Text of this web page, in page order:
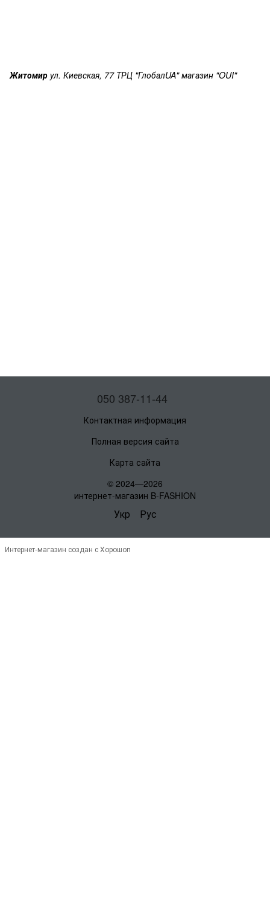
Житомир ул. Киевская, 77 ТРЦ "ГлобалUA" магазин "OUI"
050 387-11-44
Контактная информация
Полная версия сайта
Карта сайта
© 2024—2026
интернет-магазин B-FASHION
Укр Рус
Интернет-магазин создан с Хорошоп